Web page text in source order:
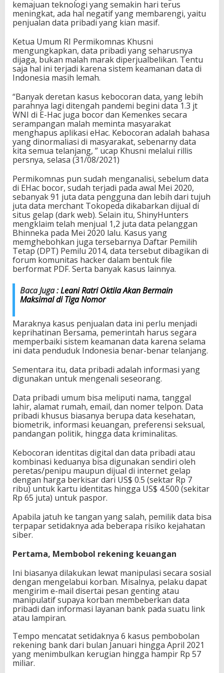
t
a
kemajuan teknologi yang semakin hari terus
meningkat, ada hal negatif yang membarengi, yaitu
penjualan data pribadi yang kian masif.
Ketua Umum RI Permikomnas Khusni
mengungkapkan, data pribadi yang seharusnya
dijaga, bukan malah marak diperjualbelikan. Tentu
saja hal ini terjadi karena sistem keamanan data di
Indonesia masih lemah.
“Banyak deretan kasus kebocoran data, yang lebih
parahnya lagi ditengah pandemi begini data 1.3 jt
WNI di E-Hac juga bocor dan Kemenkes secara
serampangan malah meminta masyarakat
menghapus aplikasi eHac. Kebocoran adalah bahasa
yang dinormaliasi di masyarakat, sebenarny data
kita semua telanjang, ” ucap Khusni melalui rillis
persnya, selasa (31/08/2021)
Permikomnas pun sudah menganalisi, sebelum data
di EHac bocor, sudah terjadi pada awal Mei 2020,
sebanyak 91 juta data pengguna dan lebih dari tujuh
juta data merchant Tokopeda dikabarkan dijual di
situs gelap (dark web). Selain itu, ShinyHunters
mengklaim telah menjual 1,2 juta data pelanggan
Bhinneka pada Mei 2020 lalu. Kasus yang
memghebohkan juga tersebarnya Daftar Pemilih
Tetap (DPT) Pemilu 2014, data tersebut dibagikan di
forum komunitas hacker dalam bentuk file
berformat PDF. Serta banyak kasus lainnya.
Baca Juga :Leani Ratri Oktila Akan Bermain
Maksimal di Tiga Nomor
Maraknya kasus penjualan data ini perlu menjadi
keprihatinan Bersama, pemerintah harus segara
memperbaiki sistem keamanan data karena selama
ini data penduduk Indonesia benar-benar telanjang.
Sementara itu, data pribadi adalah informasi yang
digunakan untuk mengenali seseorang.
Data pribadi umum bisa meliputi nama, tanggal
lahir, alamat rumah, email, dan nomer telpon. Data
pribadi khusus biasanya berupa data kesehatan,
biometrik, informasi keuangan, preferensi seksual,
pandangan politik, hingga data kriminalitas.
Kebocoran identitas digital dan data pribadi atau
kombinasi keduanya bisa digunakan sendiri oleh
peretas/penipu maupun dijual di internet gelap
dengan harga berkisar dari US$ 0.5 (sektar Rp 7
ribu) untuk kartu identitas hingga US$ 4.500 (sekitar
Rp 65 juta) untuk paspor.
Apabila jatuh ke tangan yang salah, pemilik data bisa
terpapar setidaknya ada beberapa risiko kejahatan
siber.
Pertama, Membobol rekening keuangan
Ini biasanya dilakukan lewat manipulasi secara sosial
dengan mengelabui korban. Misalnya, pelaku dapat
mengirim e-mail disertai pesan genting atau
manipulatif supaya korban membeberkan data
pribadi dan informasi layanan bank pada suatu link
atau lampiran.
Tempo mencatat setidaknya 6 kasus pembobolan
rekening bank dari bulan Januari hingga April 2021
yang menimbulkan kerugian hingga hampir Rp 57
miliar.